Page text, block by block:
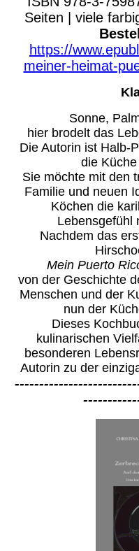
Seiten | viele
https://
meiner-heimat-
Sonne,
hier brodelt das
Die Autorin ist Halb-
die
Sie möchte mit den
Familie und neuen
Köchen die
Lebensgefühl
Nachdem das
Mein Puerto
von der Geschichte
Menschen und der
nun der
Dieses
kulinarischen
besonderen
Autorin zu der